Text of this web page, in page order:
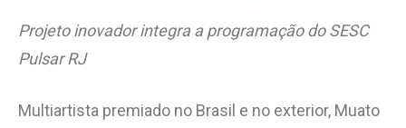
Projeto inovador integra a programação do SESC
Pulsar RJ
Multiartista premiado no Brasil e no exterior, Muato